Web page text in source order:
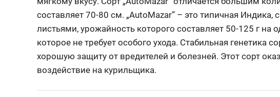
составляет 70-80 см. „AutoMazar” – это типичная Индика,
листьями, урожайность которого составляет 50-125 г на
которое не требует особого ухода. Стабильная генетика
хорошую защиту от вредителей и болезней. Этот сорт
воздействие на курильщика.